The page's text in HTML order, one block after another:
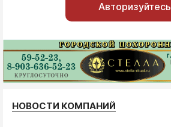
Авторизуйтесь
НОВОСТИ КОМПАНИЙ